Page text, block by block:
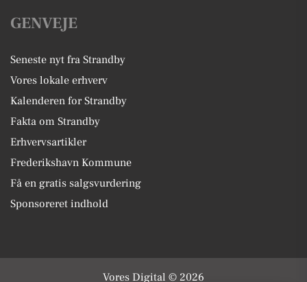
GENVEJE
Seneste nyt fra Strandby
Vores lokale erhverv
Kalenderen for Strandby
Fakta om Strandby
Erhvervsartikler
Frederikshavn Kommune
Få en gratis salgsvurdering
Sponsoreret indhold
Vores Digital © 2026